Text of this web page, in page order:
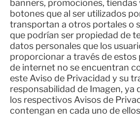
banners, promociones, tiendas
botones que al ser utilizados
transportan a otros portales o
que podrían ser propiedad de
datos personales que los
proporcionar a través de estos
de internet no se encuentran
este Aviso de Privacidad y su
responsabilidad de Imagen, ya
los respectivos Avisos de
contengan en cada uno de